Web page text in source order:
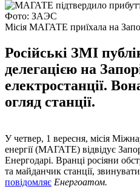
Фото: ЗАЭС
Місія МАГАТЕ приїхала на
Російські ЗМІ
делегацією на
електростанції.
огляд станції.
У четвер, 1 вересня, місія
енергії (МАГАТЕ) відвідує
Енергодарі. Вранці росіяни
та майданчик станції,
повідомляє Енергоатом.